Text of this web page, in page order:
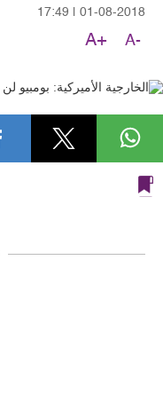
01-08-2018
17:49
A-
A+